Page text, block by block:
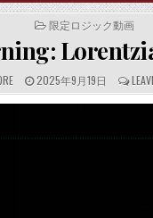
POSTED
IN
限定ロジック動画
P
U
B
H
2025年9月19日 C
O
M
T